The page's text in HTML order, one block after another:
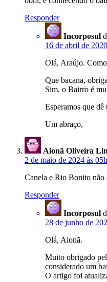
Responder
Incorposul
16 de abril de
Olá, Araújo.
Que bacana,
Sim, o Bairro é
Esperamos que
Um abraço,
Aionã Oliveira
2 de maio de 2024 às
Canela e Rio Bonito não
Responder
Incorposul
28 de junho de
Olá, Aionã.
Muito obrigado
considerado um
O artigo foi